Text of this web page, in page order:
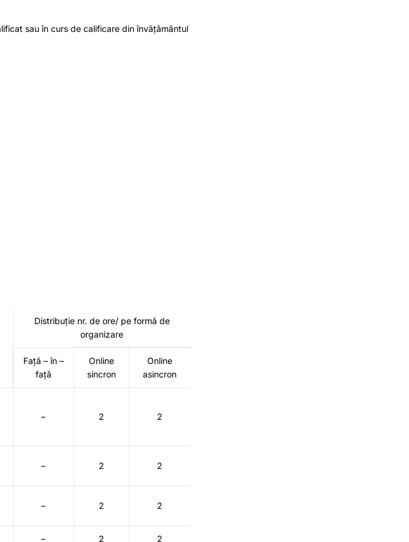
sau în curs de calificare din învățământul
Distribuție nr. de ore/ pe formă de
organizare
Față – în –
față
Online
sincron
Online
asincron
– 2 2
– 2 2
– 2 2
– 2 2